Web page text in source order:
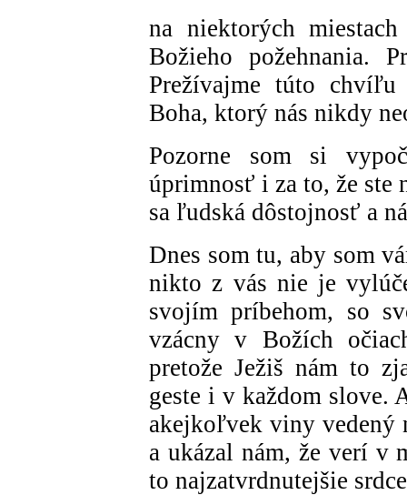
na niektorých
Božieho požehnania.
Prežívajme túto
Boha, ktorý nás nikdy
Pozorne som si
úprimnosť i za to, že ste
sa ľudská dôstojnosť a
Dnes som tu, aby som
nikto z vás nie je
svojím príbehom, so
vzácny v Božích
pretože Ježiš nám to
geste i v každom slove.
akejkoľvek viny vedený
a ukázal nám, že verí v
to najzatvrdnutejšie